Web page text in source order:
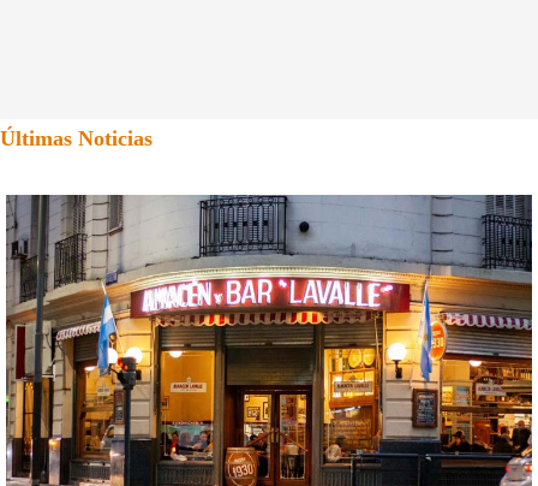
Últimas Noticias